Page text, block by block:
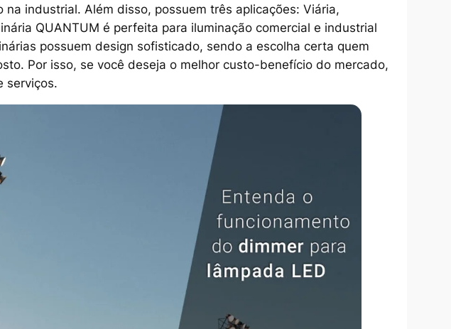
na industrial. Além disso, possuem três aplicações: Viária,
QUANTUM é perfeita para iluminação comercial e industrial
possuem design sofisticado, sendo a escolha certa quem
Por isso, se você deseja o melhor custo-benefício do mercado,
serviços.